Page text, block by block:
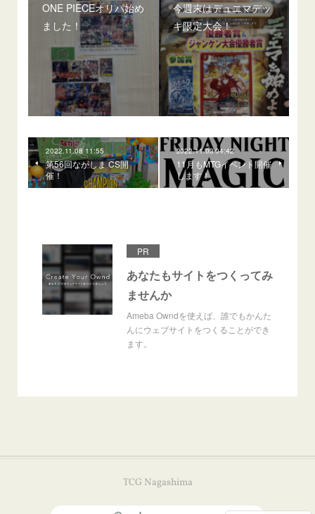
ONE PIECEオリパ始め
ました！
今週末はデュエマデッ
キ限定大会！
2022.11.08 11:55
第56回ながしま CS開
催！
2022.11.03 04:42
11月もMTGイベント開催
します！
PR
あなたもサイトをつくってみ
ませんか
Ameba Owndを使えば、誰でもかんた
んにウェブサイトをつくることができ
ます。
TCG Nagashima